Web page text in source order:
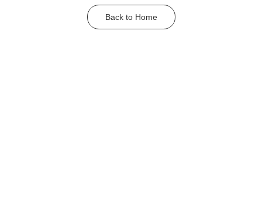
Back to Home